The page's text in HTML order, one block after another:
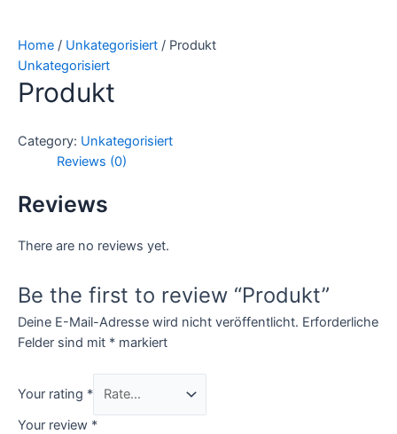
Home / Unkategorisiert / Produkt
Unkategorisiert
Produkt
Category: Unkategorisiert
Reviews (0)
Reviews
There are no reviews yet.
Be the first to review “Produkt”
Deine E-Mail-Adresse wird nicht veröffentlicht. Erforderliche
Felder sind mit * markiert
Your rating *
Your review *